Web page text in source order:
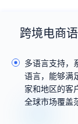
跨境电商
多语言支持，
语言，能够满
家和地区的客
全球市场覆盖